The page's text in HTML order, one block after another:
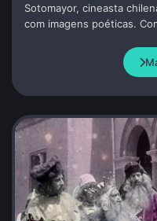
Sotomayor, cineasta
com imagens poéticas.
o tempo e espaço. Tuca
latino-americano e sua